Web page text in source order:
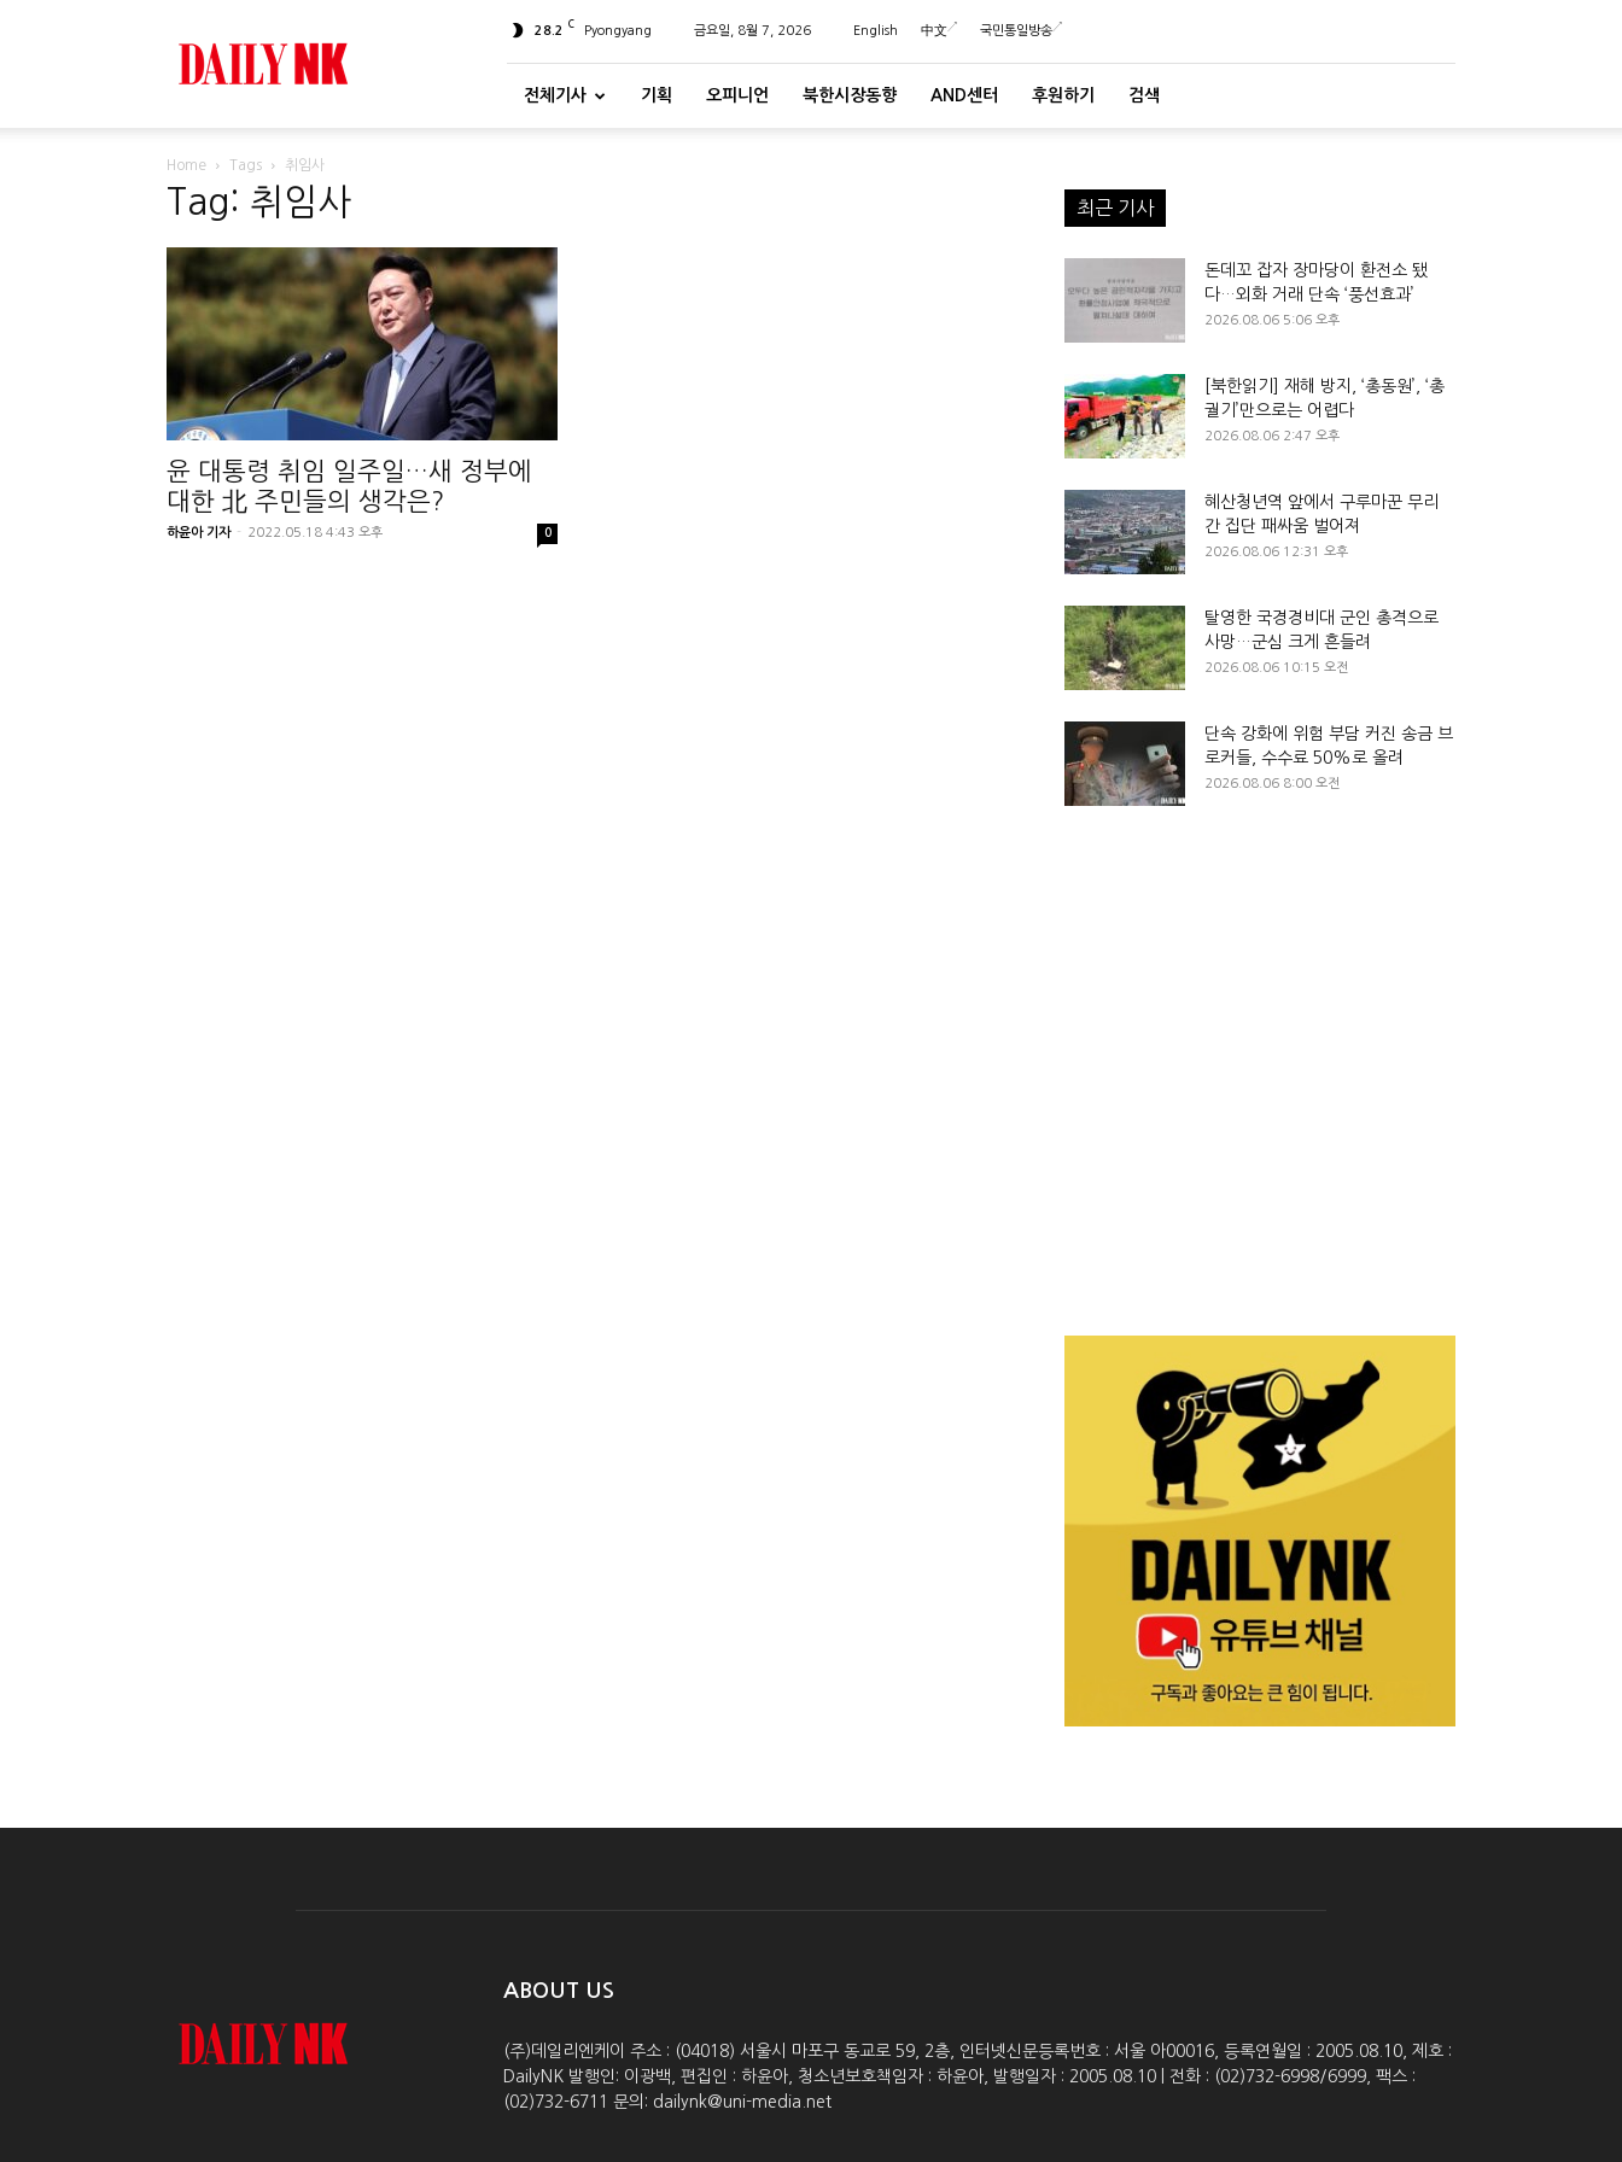
28.2 C Pyongyang 금요일, 8월 7, 2026 English 中文 국민통일방송
전체기사 기획 오피니언 북한시장동향 AND센터 후원하기 검색
Home Tags 취임사
Tag: 취임사
윤 대통령 취임 일주일…새 정부에
대한 北 주민들의 생각은?
하윤아 기자 - 2022.05.18 4:43 오후 0
최근 기사
돈데꼬 잡자 장마당이 환전소 됐
다…외화 거래 단속 ‘풍선효과’
2026.08.06 5:06 오후
[북한읽기] 재해 방지, ‘총동원’, ‘총
궐기’만으로는 어렵다
2026.08.06 2:47 오후
혜산청년역 앞에서 구루마꾼 무리
간 집단 패싸움 벌어져
2026.08.06 12:31 오후
탈영한 국경경비대 군인 총격으로
사망…군심 크게 흔들려
2026.08.06 10:15 오전
단속 강화에 위험 부담 커진 송금 브
로커들, 수수료 50%로 올려
2026.08.06 8:00 오전
ABOUT US
(주)데일리엔케이 주소 : (04018) 서울시 마포구 동교로 59, 2층, 인터넷신문등록번호 : 서울 아00016, 등록연월일 : 2005.08.10, 제호 :
DailyNK 발행인: 이광백, 편집인 : 하윤아, 청소년보호책임자 : 하윤아, 발행일자 : 2005.08.10 | 전화 : (02)732-6998/6999, 팩스 :
(02)732-6711 문의: dailynk@uni-media.net